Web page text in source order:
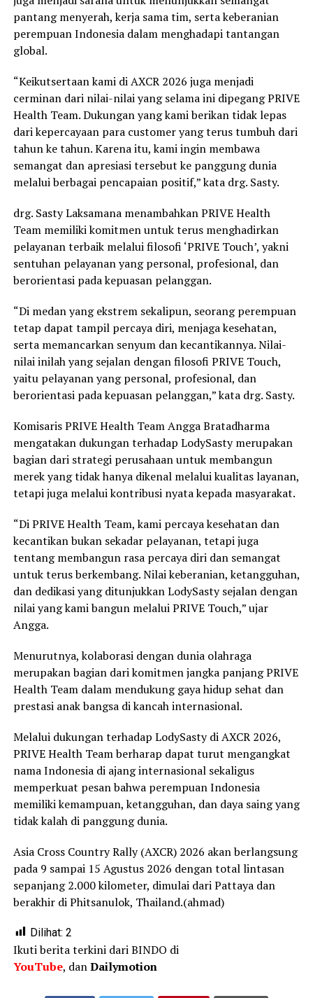
pantang menyerah, kerja sama tim, serta keberanian
perempuan Indonesia dalam menghadapi tantangan
global.
“Keikutsertaan kami di AXCR 2026 juga menjadi
cerminan dari nilai-nilai yang selama ini dipegang PRIVE
Health Team. Dukungan yang kami berikan tidak lepas
dari kepercayaan para customer yang terus tumbuh dari
tahun ke tahun. Karena itu, kami ingin membawa
semangat dan apresiasi tersebut ke panggung dunia
melalui berbagai pencapaian positif,” kata drg. Sasty.
drg. Sasty Laksamana menambahkan PRIVE Health
Team memiliki komitmen untuk terus menghadirkan
pelayanan terbaik melalui filosofi ‘PRIVE Touch’, yakni
sentuhan pelayanan yang personal, profesional, dan
berorientasi pada kepuasan pelanggan.
“Di medan yang ekstrem sekalipun, seorang perempuan
tetap dapat tampil percaya diri, menjaga kesehatan,
serta memancarkan senyum dan kecantikannya. Nilai-
nilai inilah yang sejalan dengan filosofi PRIVE Touch,
yaitu pelayanan yang personal, profesional, dan
berorientasi pada kepuasan pelanggan,” kata drg. Sasty.
Komisaris PRIVE Health Team Angga Bratadharma
mengatakan dukungan terhadap LodySasty merupakan
bagian dari strategi perusahaan untuk membangun
merek yang tidak hanya dikenal melalui kualitas layanan,
tetapi juga melalui kontribusi nyata kepada masyarakat.
“Di PRIVE Health Team, kami percaya kesehatan dan
kecantikan bukan sekadar pelayanan, tetapi juga
tentang membangun rasa percaya diri dan semangat
untuk terus berkembang. Nilai keberanian, ketangguhan,
dan dedikasi yang ditunjukkan LodySasty sejalan dengan
nilai yang kami bangun melalui PRIVE Touch,” ujar
Angga.
Menurutnya, kolaborasi dengan dunia olahraga
merupakan bagian dari komitmen jangka panjang PRIVE
Health Team dalam mendukung gaya hidup sehat dan
prestasi anak bangsa di kancah internasional.
Melalui dukungan terhadap LodySasty di AXCR 2026,
PRIVE Health Team berharap dapat turut mengangkat
nama Indonesia di ajang internasional sekaligus
memperkuat pesan bahwa perempuan Indonesia
memiliki kemampuan, ketangguhan, dan daya saing yang
tidak kalah di panggung dunia.
Asia Cross Country Rally (AXCR) 2026 akan berlangsung
pada 9 sampai 15 Agustus 2026 dengan total lintasan
sepanjang 2.000 kilometer, dimulai dari Pattaya dan
berakhir di Phitsanulok, Thailand.(ahmad)
Dilihat: 2
Ikuti berita terkini dari BINDO di
YouTube, danDailymotion